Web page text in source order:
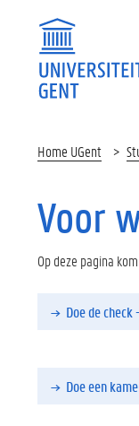
Home UGent
Voor
Op deze pagina
Doe de
Doe een